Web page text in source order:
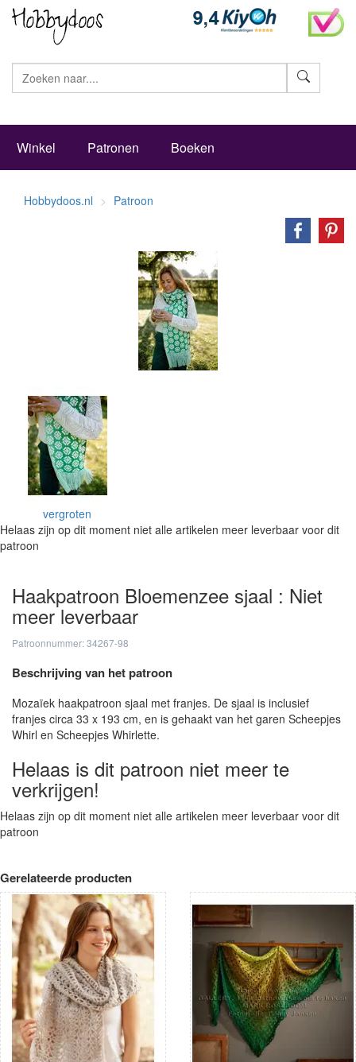
Winkel Patronen Boeken
Hobbydoos.nl Patroon
vergroten
Helaas zijn op dit moment niet alle artikelen meer leverbaar voor dit
patroon
Haakpatroon Bloemenzee sjaal : Niet
meer leverbaar
Patroonnummer: 34267-98
Beschrijving van het patroon
Mozaïek haakpatroon sjaal met franjes. De sjaal is inclusief
franjes circa 33 x 193 cm, en is gehaakt van het garen Scheepjes
Whirl en Scheepjes Whirlette.
Helaas is dit patroon niet meer te
verkrijgen!
Helaas zijn op dit moment niet alle artikelen meer leverbaar voor dit
patroon
Gerelateerde producten